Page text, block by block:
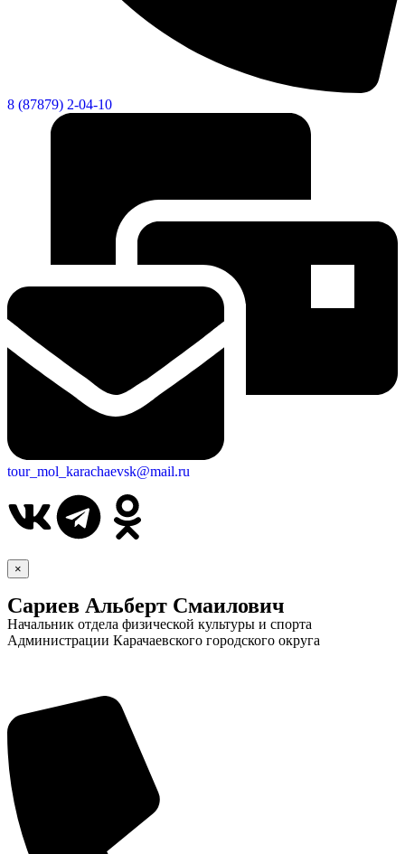
8 (87879) 2-04-10
tour_mol_karachaevsk@mail.ru
×
Сариев Альберт Смаилович
Начальник отдела физической культуры и спорта
Администрации Карачаевского городского округа